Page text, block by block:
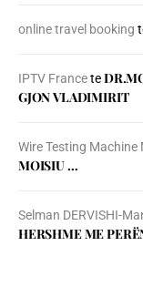
online travel booking
IPTV Francete
GJON VLADIMIRIT
Wire Testing
MOISIU …
Selman DERVISHI-
HERSHME ME